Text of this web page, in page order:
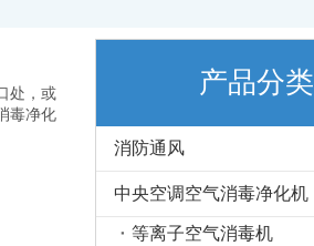
处，或
毒净化
产品分类
消防通风
中央空调空气消毒净化机
等离子空气消毒机